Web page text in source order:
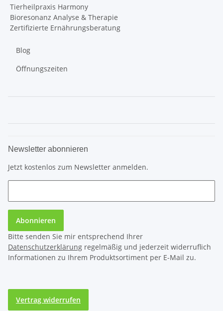
Tierheilpraxis Harmony
Bioresonanz Analyse & Therapie
Zertifizierte Ernährungsberatung
Blog
Öffnungszeiten
Newsletter abonnieren
Jetzt kostenlos zum Newsletter anmelden.
Abonnieren
Bitte senden Sie mir entsprechend Ihrer
Datenschutzerklärung regelmäßig und jederzeit widerruflich
Informationen zu Ihrem Produktsortiment per E-Mail zu.
Vertrag widerrufen